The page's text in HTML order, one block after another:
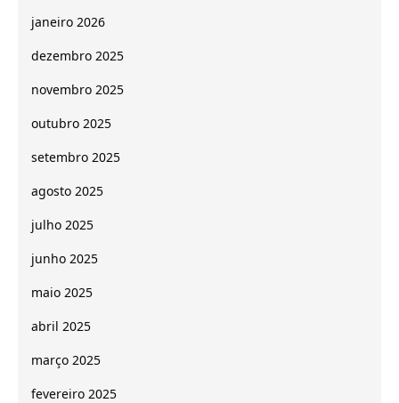
janeiro 2026
dezembro 2025
novembro 2025
outubro 2025
setembro 2025
agosto 2025
julho 2025
junho 2025
maio 2025
abril 2025
março 2025
fevereiro 2025